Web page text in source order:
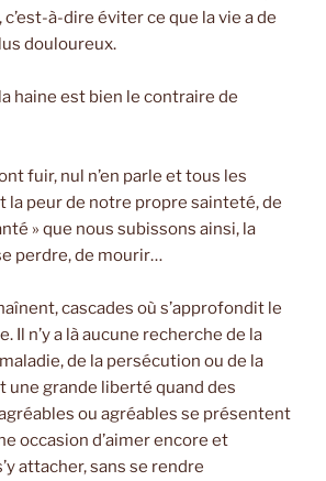
à-dire éviter ce que la vie a de
douloureux.
haine est bien le contraire de
fuir, nul n’en parle et tous les
la peur de notre propre sainteté, de
» que nous subissons ainsi, la
perdre, de mourir…
cascades où s’approfondit le
Il n’y a là aucune recherche de la
de la persécution ou de la
une grande liberté quand des
ou agréables se présentent
occasion d’aimer encore et
attacher, sans se rendre